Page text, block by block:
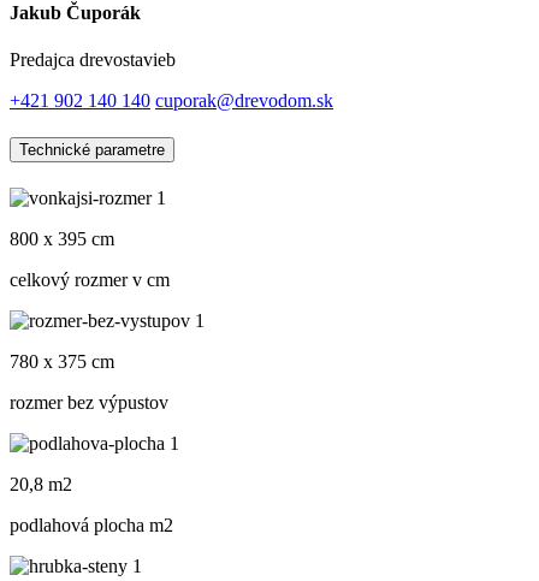
Jakub Čuporák
Predajca drevostavieb
+421 902 140 140 cuporak@drevodom.sk
Technické parametre
800 x 395 cm
celkový rozmer v cm
780 x 375 cm
rozmer bez výpustov
20,8 m2
podlahová plocha m2